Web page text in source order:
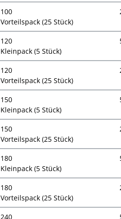
100
Vorteilspack (25 Stück)
120
Kleinpack (5 Stück)
120
Vorteilspack (25 Stück)
150
Kleinpack (5 Stück)
150
Vorteilspack (25 Stück)
180
Kleinpack (5 Stück)
180
Vorteilspack (25 Stück)
240